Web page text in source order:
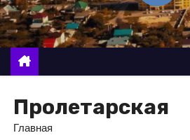
о
м
у
Пролетарская
Главная